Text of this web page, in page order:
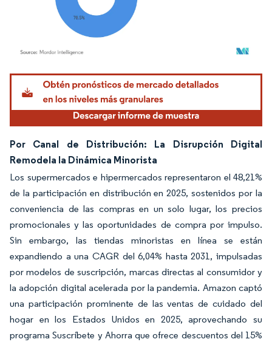
Imagen © Mordor Intelligence. El uso requiere atribución según CC BY 4.0.
Por Canal de Distribución: La Disrupción Digital
Remodela la Dinámica Minorista
Los supermercados e hipermercados representaron el 48,21%
de la participación en distribución en 2025, sostenidos por la
conveniencia de las compras en un solo lugar, los precios
promocionales y las oportunidades de compra por impulso.
Sin embargo, las tiendas minoristas en línea se están
expandiendo a una CAGR del 6,04% hasta 2031, impulsadas
por modelos de suscripción, marcas directas al consumidor y
la adopción digital acelerada por la pandemia. Amazon captó
una participación prominente de las ventas de cuidado del
hogar en los Estados Unidos en 2025, aprovechando su
programa Suscríbete y Ahorra que ofrece descuentos del 15%